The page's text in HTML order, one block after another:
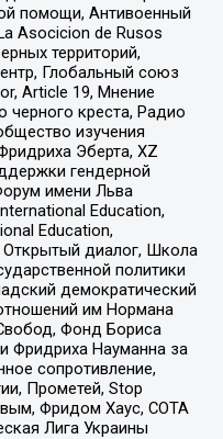
помощи, Антивоенный
Asocicion de Rusos
территорий,
Глобальный союз
Article 19, Мнение
черного креста, Радио
изучения
Эберта, XZ
гендерной
имени Льва
Education,
Education,
Открытый диалог, Школа
политики
демократический
им Нормана
Фонд Бориса
Фридриха Науманна за
сопротивление,
Прометей, Stop
Фридом Хаус, СОТА
Лига Украины